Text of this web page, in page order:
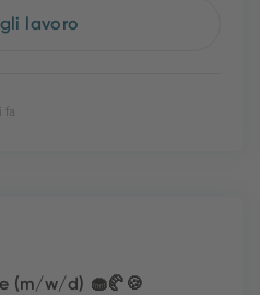
lavoro
fa
(m/w/d) 🧁🥐🍪